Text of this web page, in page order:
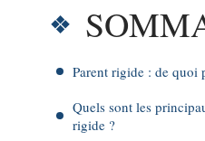
Parent rigide : de quoi
Quels sont les
rigide ?